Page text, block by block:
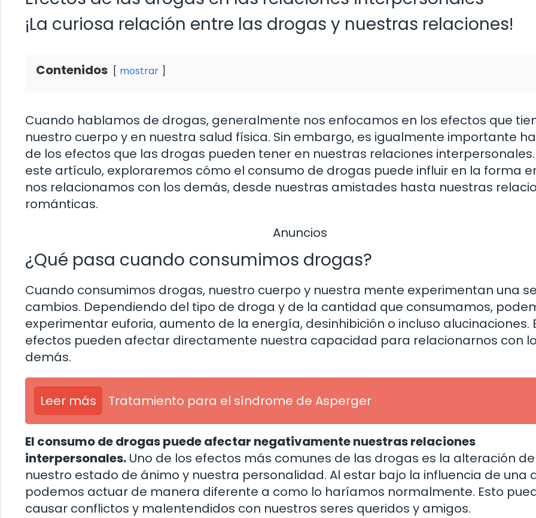
¡La curiosa relación entre las drogas y nuestras relaciones!
Contenidos mostrar
Cuando hablamos de drogas, generalmente nos enfocamos en los efectos que
nuestro cuerpo y en nuestra salud física. Sin embargo, es igualmente importante
de los efectos que las drogas pueden tener en nuestras relaciones interpersonales.
este artículo, exploraremos cómo el consumo de drogas puede influir en la forma
nos relacionamos con los demás, desde nuestras amistades hasta nuestras
románticas.
Anuncios
¿Qué pasa cuando consumimos drogas?
Cuando consumimos drogas, nuestro cuerpo y nuestra mente experimentan una
cambios. Dependiendo del tipo de droga y de la cantidad que consumamos,
experimentar euforia, aumento de la energía, desinhibición o incluso alucinaciones.
efectos pueden afectar directamente nuestra capacidad para relacionarnos con
demás.
Leer más Tratamiento para el síndrome de Asperger
El consumo de drogas puede afectar negativamente nuestras relaciones
interpersonales. Uno de los efectos más comunes de las drogas es la alteración de
nuestro estado de ánimo y nuestra personalidad. Al estar bajo la influencia de una
podemos actuar de manera diferente a como lo haríamos normalmente. Esto
causar conflictos y malentendidos con nuestros seres queridos y amigos.